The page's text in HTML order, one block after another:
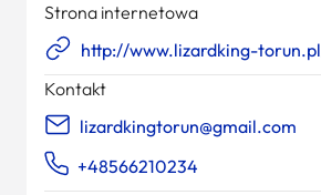
Strona internetowa
http://www.lizardking-
Kontakt
lizardkingtorun@gmail.com
+48566210234